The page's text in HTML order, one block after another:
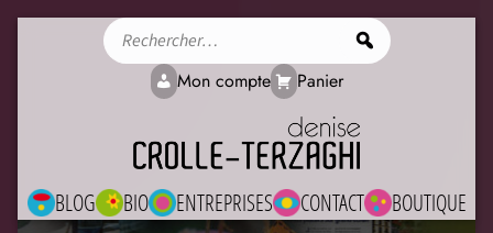
BLOG BIO ENTREPRISES CONTACT BOUTIQUE
Mon compte Panier